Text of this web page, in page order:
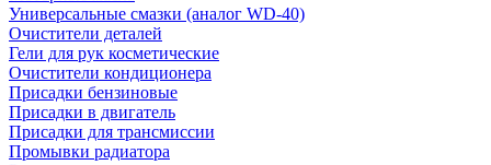
Универсальные смазки (аналог WD-40)
Очистители деталей
Гели для рук косметические
Очистители кондиционера
Присадки бензиновые
Присадки в двигатель
Присадки для трансмиссии
Промывки радиатора